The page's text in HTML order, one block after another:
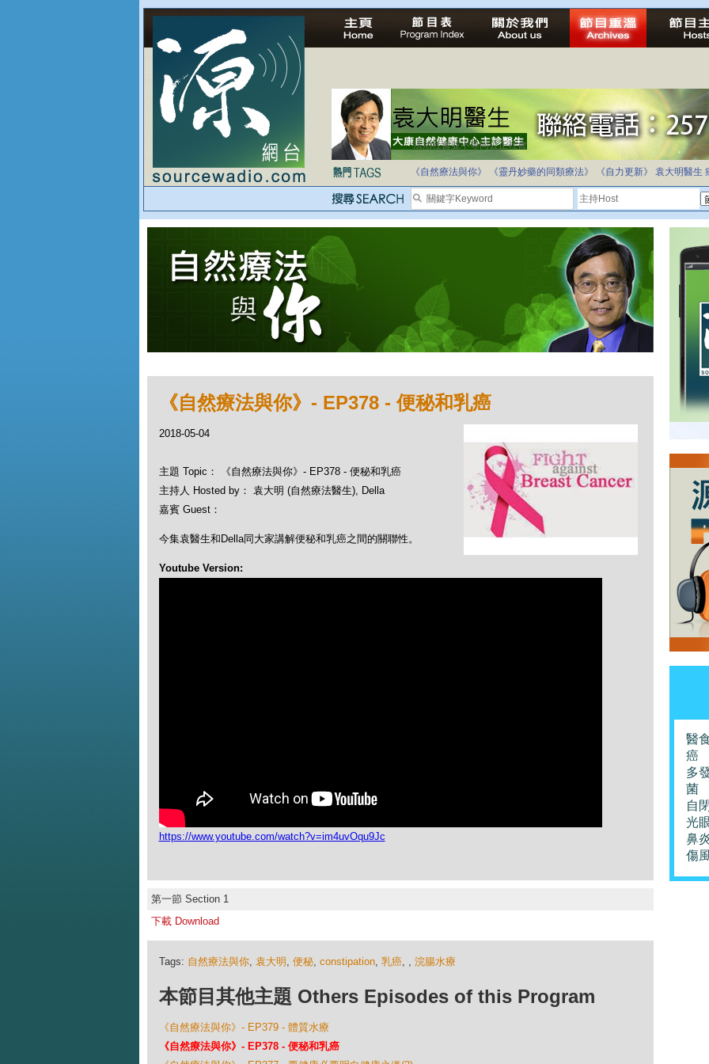
法治社會並不等同公正社會
自家教育合法化-推動多元化教育，全民學卷制
《自然療法與你》
《靈丹妙藥的同類療法》 《自力更新》 袁大明醫生
《自然療法與你》- EP378 - 便秘和乳癌
2018-05-04
主題 Topic： 《自然療法與你》- EP378 - 便秘和乳癌
主持人 Hosted by： 袁大明 (自然療法醫生), Della
嘉賓 Guest：
今集袁醫生和Della同大家講解便秘和乳癌之間的關聯性。
Youtube Version:
https://www.youtube.com/watch?v=im4uvOqu9Jc
第一節 Section 1
下載 Download
Tags: 自然療法與你, 袁大明 , 便秘, constipation, 乳癌, , 浣腸水療
本節目其他主題 Others Episodes of this Program
《自然療法與你》- EP379 - 體質水療
《自然療法與你》- EP378 - 便秘和乳癌
醫
癌
多
菌
自
光
鼻
傷